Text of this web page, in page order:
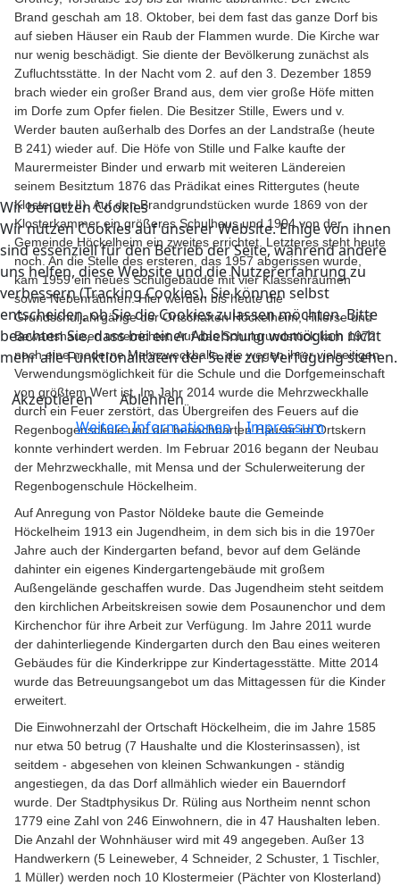
Brand geschah am 18. Oktober, bei dem fast das ganze Dorf bis
auf sieben Häuser ein Raub der Flammen wurde. Die Kirche war
nur wenig beschädigt. Sie diente der Bevölkerung zunächst als
Zufluchtsstätte. In der Nacht vom 2. auf den 3. Dezember 1859
brach wieder ein großer Brand aus, dem vier große Höfe mitten
im Dorfe zum Opfer fielen. Die Besitzer Stille, Ewers und v.
Werder bauten außerhalb des Dorfes an der Landstraße (heute
B 241) wieder auf. Die Höfe von Stille und Falke kaufte der
Maurermeister Binder und erwarb mit weiteren Ländereien
seinem Besitztum 1876 das Prädikat eines Rittergutes (heute
Klostergut II). Auf den Brandgrundstücken wurde 1869 von der
Klosterkammer ein größeres Schulhaus und 1904 von der
Gemeinde Höckelheim ein zweites errichtet. Letzteres steht heute
noch. An die Stelle des ersteren, das 1957 abgerissen wurde,
kam 1959 ein neues Schulgebäude mit vier Klassenräumen
sowie Nebenräumen. Hier werden bis heute die
Grundschuljahrgänge der Ortschaften Höckelheim, Hillerse und
Bewartshausen unterrichtet. Auf das Schulgrundstück kam 1972
noch eine moderne Mehrzweckhalle, die wegen ihrer vielseitigen
Verwendungsmöglichkeit für die Schule und die Dorfgemeinschaft
von größtem Wert ist. Im Jahr 2014 wurde die Mehrzweckhalle
durch ein Feuer zerstört, das Übergreifen des Feuers auf die
Regenbogenschule und die benachbarten Häuser im Ortskern
konnte verhindert werden. Im Februar 2016 begann der Neubau
der Mehrzweckhalle, mit Mensa und der Schulerweiterung der
Regenbogenschule Höckelheim.
Auf Anregung von Pastor Nöldeke baute die Gemeinde
Höckelheim 1913 ein Jugendheim, in dem sich bis in die 1970er
Jahre auch der Kindergarten befand, bevor auf dem Gelände
dahinter ein eigenes Kindergartengebäude mit großem
Außengelände geschaffen wurde. Das Jugendheim steht seitdem
den kirchlichen Arbeitskreisen sowie dem Posaunenchor und dem
Kirchenchor für ihre Arbeit zur Verfügung. Im Jahre 2011 wurde
der dahinterliegende Kindergarten durch den Bau eines weiteren
Gebäudes für die Kinderkrippe zur Kindertagesstätte. Mitte 2014
wurde das Betreuungsangebot um das Mittagessen für die Kinder
erweitert.
Die Einwohnerzahl der Ortschaft Höckelheim, die im Jahre 1585
nur etwa 50 betrug (7 Haushalte und die Klosterinsassen), ist
seitdem - abgesehen von kleinen Schwankungen - ständig
angestiegen, da das Dorf allmählich wieder ein Bauerndorf
wurde. Der Stadtphysikus Dr. Rüling aus Northeim nennt schon
1779 eine Zahl von 246 Einwohnern, die in 47 Haushalten leben.
Die Anzahl der Wohnhäuser wird mit 49 angegeben. Außer 13
Handwerkern (5 Leineweber, 4 Schneider, 2 Schuster, 1 Tischler,
1 Müller) werden noch 10 Klostermeier (Pächter von Klosterland)
Wir benutzen Cookies
Wir nutzen Cookies auf unserer Website. Einige von ihnen
sind essenziell für den Betrieb der Seite, während andere
uns helfen, diese Website und die Nutzererfahrung zu
verbessern (Tracking Cookies). Sie können selbst
entscheiden, ob Sie die Cookies zulassen möchten. Bitte
beachten Sie, dass bei einer Ablehnung womöglich nicht
mehr alle Funktionalitäten der Seite zur Verfügung stehen.
Akzeptieren
Ablehnen
Weitere Informationen|Impressum